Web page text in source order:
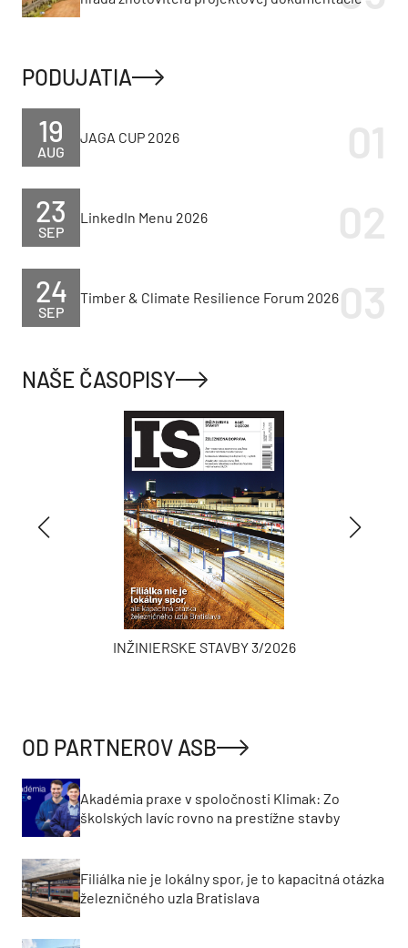
PODUJATIA
AUG
19 JAGA CUP 2026
SEP
23 LinkedIn Menu 2026
SEP
24 Timber & Climate Resilience Forum 2026
NAŠE ČASOPISY
INŽINIERSKE STAVBY 3/2026
OD PARTNEROV ASB
Akadémia praxe v spoločnosti Klimak: Zo
školských lavíc rovno na prestížne stavby
Filiálka nie je lokálny spor, je to kapacitná otázka
železničného uzla Bratislava